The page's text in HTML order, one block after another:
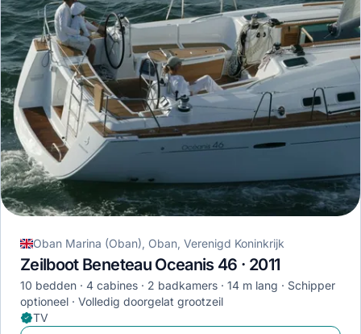
Oban Marina (Oban), Oban, Verenigd Koninkrijk
Zeilboot Beneteau Oceanis 46 · 2011
10 bedden 4 cabines 2 badkamers 14 m lang
Schipper
optioneel
Volledig doorgelat grootzeil
TV